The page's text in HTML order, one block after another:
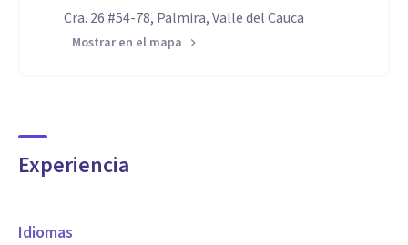
Cra. 26 #54-78, Palmira, Valle del Cauca
Mostrar en el mapa
Experiencia
Idiomas